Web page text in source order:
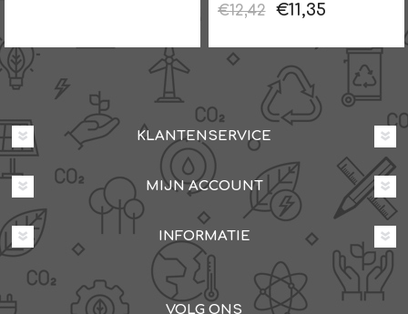
€12,42
€11,35
KLANTENSERVICE
MIJN ACCOUNT
INFORMATIE
VOLG ONS